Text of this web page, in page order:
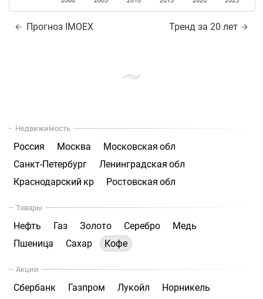
Прогноз IMOEX Тренд за 20 лет
Недвижимость
Россия Москва
Московская обл
Санкт-Петербург
Ленинградская обл
Краснодарский кр
Ростовская обл
Товары
Нефть Газ Золото Серебро
Медь
Пшеница
Сахар Кофе
Акции
Сбербанк Газпром Лукойл
Норникель